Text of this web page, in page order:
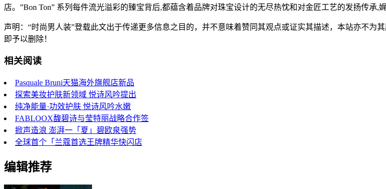
店。”Bon Ton” 系列每件流光溢彩的臻宝背后,都蕴含着品牌对珠宝设计的无尽热忱和对金匠工艺的发扬传承,
声明：“时尚男人装”登载此文出于传递更多信息之目的，并不意味着赞同其观点或证实其描述，本站亦不
即予以删除！
相关阅读
Pasquale Bruni天猫海外旗舰店新品
探索美妆护肤新领域 悦诗风吟提出
纯净能量·功效护肤 悦诗风吟水嫩
FABLOOX馥碧诗与莹特丽战略合作签
掀声造浪 澎湃一「夏」碧欧泉强势
全球首个「兰蔻首选王牌精华快闪店
编辑推荐